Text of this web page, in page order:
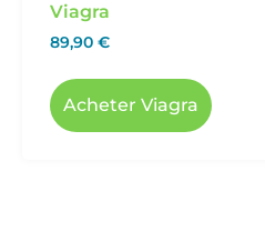
Viagra
89,90 €
Acheter Viagra